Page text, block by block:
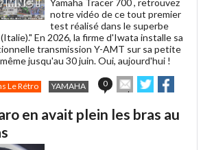
Yamaha Tracer 700 , retrouvez
notre vidéo de ce tout premier
test réalisé dans le superbe
En 2026, la firme d'Iwata installe sa
transmission Y-AMT sur sa petite
jusqu'au 30 juin. Oui, aujourd'hui !
Le Rétro YAMAHA 0
Envoyer
cet
à
Partager
sur sur
en avait plein les bras au